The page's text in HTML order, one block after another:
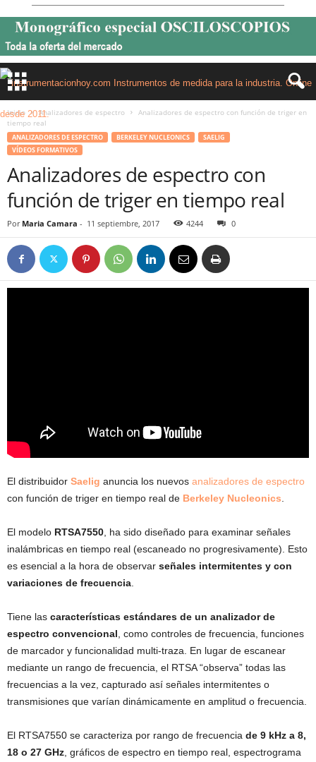
Inicio Analizadores de espectro
Analizadores de espectro con función de triger en
tiempo real
ANALIZADORES DE ESPECTRO BERKELEY NUCLEONICS
SAELIG
VÍDEOS FORMATIVOS
Analizadores de espectro con
función de triger en tiempo real
Por Maria Camara - 11 septiembre, 2017 4244 0
El distribuidor Saelig anuncia los nuevos analizadores de espectro
con función de triger en tiempo real de Berkeley Nucleonics
El modelo RTSA7550 , ha sido diseñado para examinar señales
inalámbricas en tiempo real (escaneado no progresivamente). Esto
es esencial a la hora de observar señales intermitentes y con
variaciones de frecuencia
Tiene las características estándares de un analizador de
espectro convencional , como controles de frecuencia, funciones
de marcador y funcionalidad multi-traza. En lugar de escanear
mediante un rango de frecuencia, el RTSA “observa” todas las
frecuencias a la vez, capturado así señales intermitentes o
transmisiones que varían dinámicamente en amplitud o frecuencia.
El RTSA7550 se caracteriza por rango de frecuencia de 9 kHz a 8,
18 o 27 GHz , gráficos de espectro en tiempo real, espectrograma